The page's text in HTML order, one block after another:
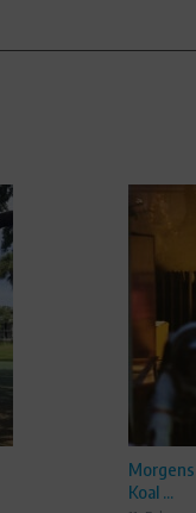
Koal ...